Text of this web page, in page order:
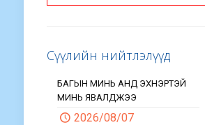
Сүүлийн нийтлэлүүд
БАГЫН МИНЬ АНД ЭХНЭРТЭЙ
МИНЬ ЯВАЛДЖЭЭ
2026/08/07